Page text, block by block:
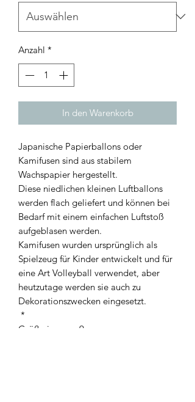
Anzahl *
In den Warenkorb
Japanische Papierballons oder
Kamifusen sind aus stabilem
Wachspapier hergestellt.
Diese niedlichen kleinen Luftballons
werden flach geliefert und können bei
Bedarf mit einem einfachen Luftstoß
aufgeblasen werden.
Kamifusen wurden ursprünglich als
Spielzeug für Kinder entwickelt und für
eine Art Volleyball verwendet, aber
heutzutage werden sie auch zu
Dekorationszwecken eingesetzt.
*
Größe in cm: ø9cm